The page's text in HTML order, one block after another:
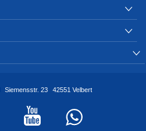
Siemensstr. 23 42551 Velbert